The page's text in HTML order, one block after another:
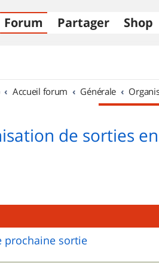
Forum Partager Shop
Accueil forum Générale
de sorties
prochaine sortie